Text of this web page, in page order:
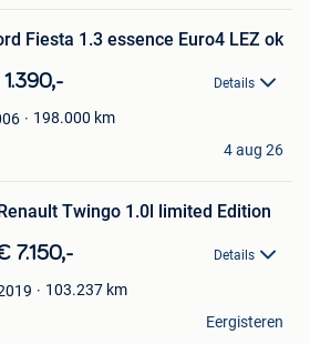
Fiesta 1.3 essence Euro4 LEZ ok
Details
198.000 km
4 aug 26
Twingo 1.0l limited Edition
7.150,- Details
103.237 km
Eergisteren